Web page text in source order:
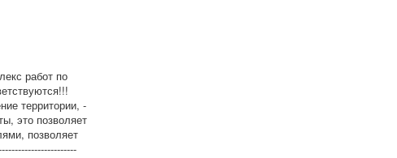
работ по
территории, -
это позволяет
позволяет